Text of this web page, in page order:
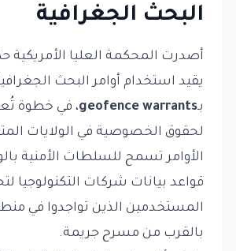
البحث الجغرافية
أصدرت المحكمة العليا الأمريكية
يقيد استخدام أوامر البحث
بـgeofence warrants، في خطوة
لحقوق الخصوصية في الولايات
الأوامر تسمح للسلطات الأمنية
قواعد بيانات شركات التكنولوجيا
المستخدمين الذين تواجدوا في
بالقرب من مسرح جريمة.